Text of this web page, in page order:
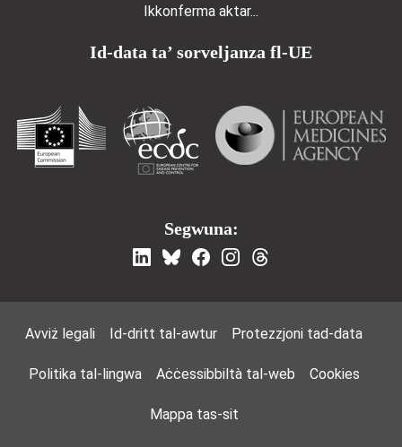
Ikkonferma aktar...
Id-data ta’ sorveljanza fl-UE
Segwuna:
Footer Menu
Avviż legali Id-dritt tal-awtur Protezzjoni tad-data
Politika tal-lingwa Aċċessibbiltà tal-web Cookies
Mappa tas-sit